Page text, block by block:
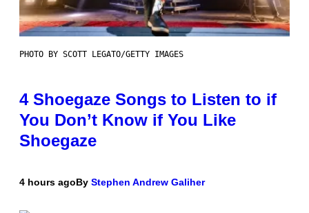
PHOTO BY SCOTT LEGATO/GETTY IMAGES
4 Shoegaze Songs to Listen to if
You Don’t Know if You Like
Shoegaze
4 hours agoBy Stephen Andrew Galiher